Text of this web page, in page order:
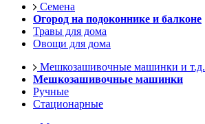
Семена
Огород на подоконнике и балконе
Травы для дома
Овощи для дома
Мешкозашивочные машинки и т.д.
Мешкозашивочные машинки
Ручные
Стационарные